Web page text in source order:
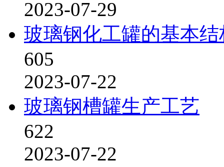
2023-07-29
玻璃钢化工罐的基本结
605
2023-07-22
玻璃钢槽罐生产工艺
622
2023-07-22